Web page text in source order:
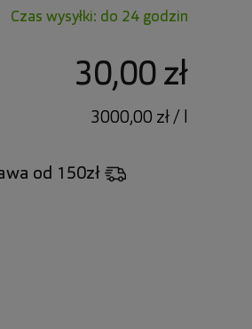
Czas wysyłki: do 24 godzin
30,00 zł
3000,00 zł / l
od 150zł